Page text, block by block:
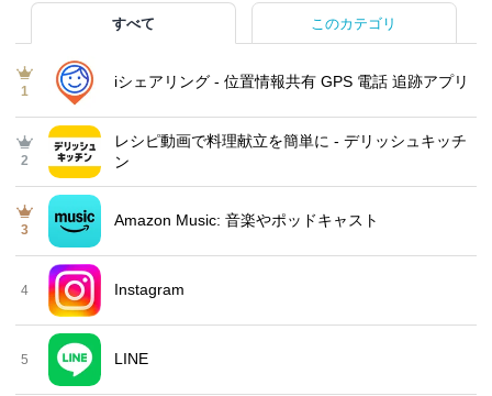
すべて このカテゴリ
1
iシェアリング - 位置情報共有 GPS 電話 追跡アプリ
2
レシピ動画で料理献立を簡単‪に - デリッシュキッチ
ン
3
Amazon Music: 音楽やポッドキャスト
4 Instagram
5 LINE